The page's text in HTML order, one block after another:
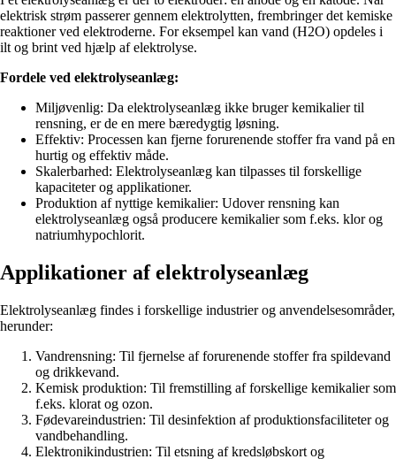
elektrisk strøm passerer gennem elektrolytten, frembringer det kemiske
reaktioner ved elektroderne. For eksempel kan vand (H2O) opdeles i
ilt og brint ved hjælp af elektrolyse.
Fordele ved elektrolyseanlæg:
Miljøvenlig: Da elektrolyseanlæg ikke bruger kemikalier til
rensning, er de en mere bæredygtig løsning.
Effektiv: Processen kan fjerne forurenende stoffer fra vand på en
hurtig og effektiv måde.
Skalerbarhed: Elektrolyseanlæg kan tilpasses til forskellige
kapaciteter og applikationer.
Produktion af nyttige kemikalier: Udover rensning kan
elektrolyseanlæg også producere kemikalier som f.eks. klor og
natriumhypochlorit.
Applikationer af elektrolyseanlæg
Elektrolyseanlæg findes i forskellige industrier og anvendelsesområder,
herunder:
Vandrensning: Til fjernelse af forurenende stoffer fra spildevand
og drikkevand.
Kemisk produktion: Til fremstilling af forskellige kemikalier som
f.eks. klorat og ozon.
Fødevareindustrien: Til desinfektion af produktionsfaciliteter og
vandbehandling.
Elektronikindustrien: Til etsning af kredsløbskort og